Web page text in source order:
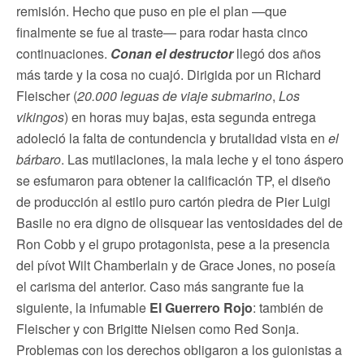
remisión. Hecho que puso en pie el plan —que
finalmente se fue al traste— para rodar hasta cinco
continuaciones. Conan el destructorllegó dos años
más tarde y la cosa no cuajó. Dirigida por un Richard
Fleischer (20.000 leguas de viaje submarino, Los
vikingos) en horas muy bajas, esta segunda entrega
adoleció la falta de contundencia y brutalidad vista en el
bárbaro. Las mutilaciones, la mala leche y el tono áspero
se esfumaron para obtener la calificación TP, el diseño
de producción al estilo puro cartón piedra de Pier Luigi
Basile no era digno de olisquear las ventosidades del de
Ron Cobb y el grupo protagonista, pese a la presencia
del pívot Wilt Chamberlain y de Grace Jones, no poseía
el carisma del anterior. Caso más sangrante fue la
siguiente, la infumable El Guerrero Rojo: también de
Fleischer y con Brigitte Nielsen como Red Sonja.
Problemas con los derechos obligaron a los guionistas a